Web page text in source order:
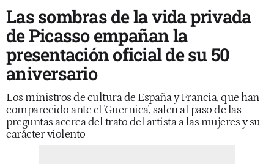
Las sombras de la vida privada
de Picasso empañan la
presentación oficial de su 50
aniversario
Los ministros de cultura de España y Francia, que han
comparecido ante el 'Guernica', salen al paso de las
preguntas acerca del trato del artista a las mujeres y su
carácter violento